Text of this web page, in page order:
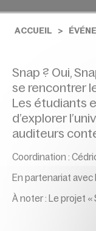
ACCUEIL
Snap ? Oui,
se rencontrer
Les étudiants
d’explorer
auditeurs
Coordination :
En partenariat avec
À noter : Le projet «